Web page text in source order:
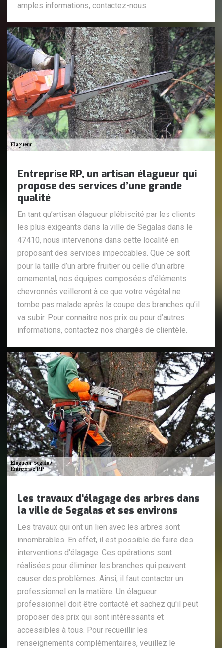
amples informations, contactez-nous.
Entreprise RP, un artisan élagueur qui
propose des services d’une grande
qualité
En tant qu’artisan élagueur plébiscité par les clients
les plus exigeants dans la ville de Segalas dans le
47410, nous intervenons dans cette localité en
proposant des services impeccables. Que ce soit
pour la taille d’un arbre fruitier ou celle d’un arbre
ornemental, nos équipes composées d’éléments
chevronnés veilleront à ce que votre végétal ne
tombe pas malade après la coupe des branches qu’il
va subir. Pour connaître nos prix ou pour d’autres
informations, contactez nos chargés de clientèle.
Les travaux d'élagage des arbres dans
la ville de Segalas et ses environs
Les travaux qui ont un lien avec les arbres sont
innombrables. En effet, il est possible de faire des
interventions d'élagage. Ces opérations sont
réalisées pour éliminer les branches qui peuvent
causer des problèmes. Ainsi, il faut contacter un
professionnel en la matière. Un élagueur
professionnel doit être contacté et sachez qu'il peut
proposer des prix qui sont intéressants et
accessibles à tous. Pour recueillir les
renseignements complémentaires, veuillez le